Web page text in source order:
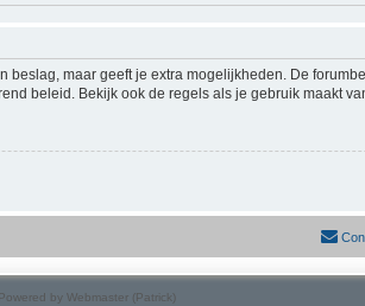
maar geeft je extra mogelijkheden. De
beleid. Bekijk ook de regels als je gebruik maakt
Powered by Webmaster (Patrick)